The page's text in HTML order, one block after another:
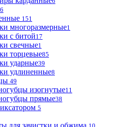
6
151
многоразмерные1
с битой17
свечные1
торцевые85
ударные39
удлиненные8
49
изогнутые11
прямые38
5
для зачистки и обжима